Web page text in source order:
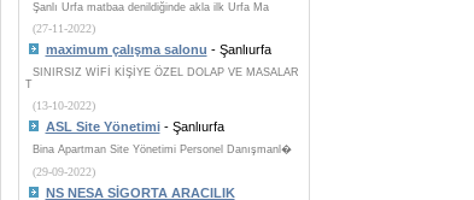
Şanlı Urfa matbaa denildiğinde akla ilk Urfa Ma
(27-11-2022)
maximum çalışma salonu - Şanlıurfa
SINIRSIZ WİFİ KİŞİYE ÖZEL DOLAP VE MASALAR
T
(13-10-2022)
ASL Site Yönetimi- Şanlıurfa
Bina Apartman Site Yönetimi Personel Danışmanl�
(29-09-2022)
NS NESA SİGORTA ARACILIK